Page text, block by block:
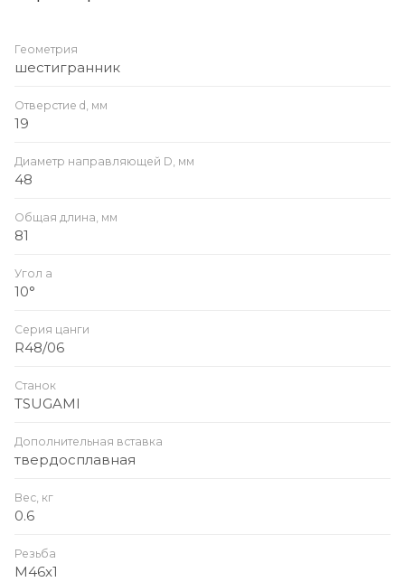
Геометрия
шестигранник
Отверстие d, мм
19
Диаметр направляющей D, мм
48
Общая длина, мм
81
Угол a
10°
Серия цанги
R48/06
Станок
TSUGAMI
Дополнительная вставка
твердосплавная
Вес, кг
0.6
Резьба
M46x1